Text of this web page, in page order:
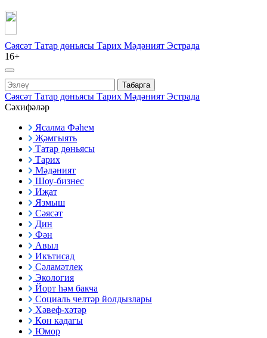
Сәясәт Татар дөньясы Тарих Мәдәният Эстрада
16+
Табарга
Сәясәт Татар дөньясы Тарих Мәдәният Эстрада
Сәхифәләр
Ясалма Фәһем
Җәмгыять
Татар дөньясы
Тарих
Мәдәният
Шоу-бизнес
Иҗат
Язмыш
Сәясәт
Дин
Фән
Авыл
Икътисад
Сәламәтлек
Экология
Йорт һәм бакча
Социаль челтәр йолдызлары
Хәвеф-хәтәр
Көн кадагы
Юмор